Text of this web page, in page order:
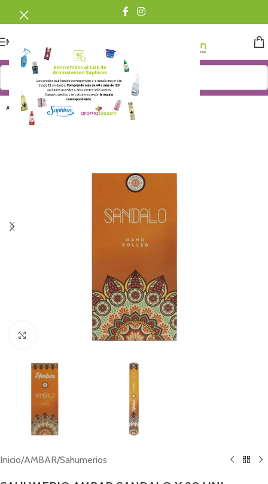
MENU
AGOTADO
Click to enlarge
Inicio/AMBAR/Sahumerios